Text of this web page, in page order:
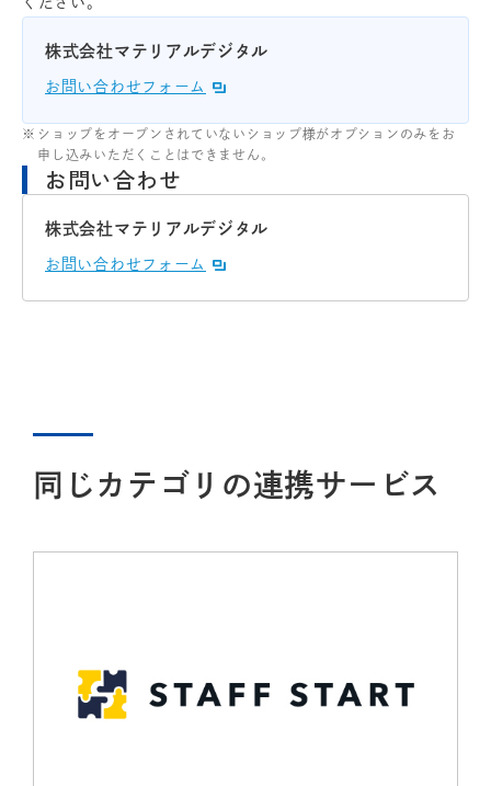
株式会社マテリアルデジタル
お問い合わせフォーム
ショップをオープンされていないショップ様がオプションのみをお
申し込みいただくことはできません。
お問い合わせ
株式会社マテリアルデジタル
お問い合わせフォーム
同じカテゴリの連携サービス